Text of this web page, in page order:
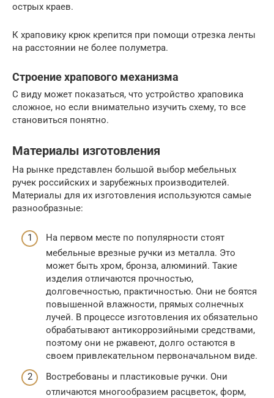
острых краев.
К храповику крюк крепится при помощи отрезка ленты
на расстоянии не более полуметра.
Строение храпового механизма
С виду может показаться, что устройство храповика
сложное, но если внимательно изучить схему, то все
становиться понятно.
Материалы изготовления
На рынке представлен большой выбор мебельных
ручек российских и зарубежных производителей.
Материалы для их изготовления используются самые
разнообразные:
На первом месте по популярности стоят
мебельные врезные ручки из металла. Это
может быть хром, бронза, алюминий. Такие
изделия отличаются прочностью,
долговечностью, практичностью. Они не боятся
повышенной влажности, прямых солнечных
лучей. В процессе изготовления их обязательно
обрабатывают антикоррозийными средствами,
поэтому они не ржавеют, долго остаются в
своем привлекательном первоначальном виде.
Востребованы и пластиковые ручки. Они
отличаются многообразием расцветок, форм,